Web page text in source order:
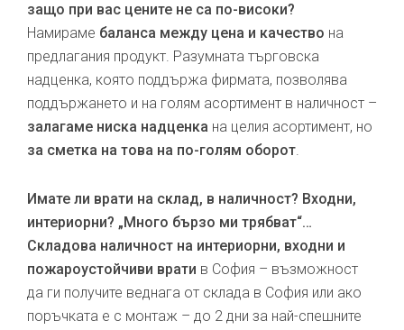
защо при вас цените не са по-високи?
Намираме баланса между цена и качество на
предлагания продукт. Разумната търговска
надценка, която поддържа фирмата, позволява
поддържането и на голям асортимент в наличност –
залагаме ниска надценка на целия асортимент, но
за сметка на това на по-голям оборот.
Имате ли врати на склад, в наличност? Входни,
интериорни? „Много бързо ми трябват“…
Складова наличност на интериорни, входни и
пожароустойчиви врати в София – възможност
да ги получите веднага от склада в София или ако
поръчката е с монтаж – до 2 дни за най-спешните